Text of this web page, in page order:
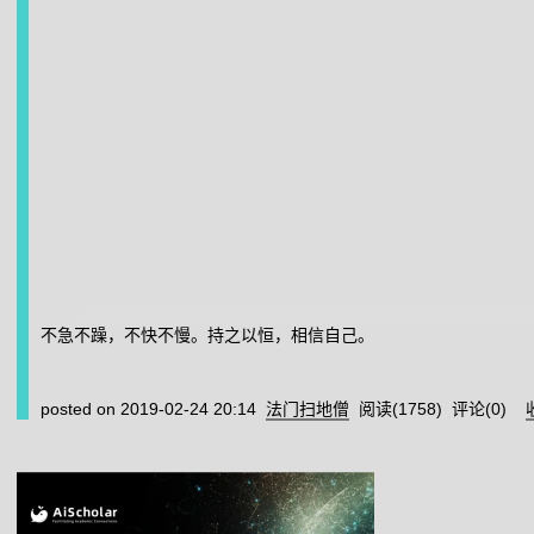
不急不躁，不快不慢。持之以恒，相信自己。
posted on 2019-02-24 20:14 法门扫地僧 阅读(1758) 评论(0)